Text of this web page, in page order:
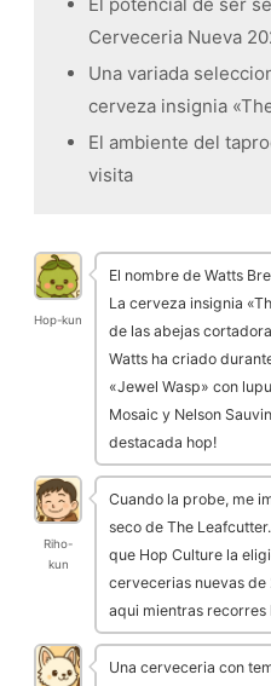
El potencial de ser
Cerveceria Nueva
Una variada
cerveza insignia
El ambiente del
visita
Hop-kun
El nombre de Watts
La cerveza insignia
de las abejas
Watts ha criado
«Jewel Wasp» con
Mosaic y Nelson
destacada hop!
Riho-
kun
Cuando la probe, me
seco de The
que Hop Culture la
cervecerias nuevas de
aqui mientras recorres
Una cerveceria con